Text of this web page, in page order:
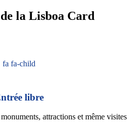
la Lisboa Card
fa fa-child
libre
attractions et même visites